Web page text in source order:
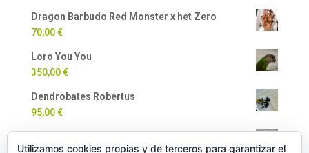
Dragon Barbudo Red Monster x het Zero
70,00€
Loro You You
350,00€
Dendrobates Robertus
95,00€
Utilizamos cookies propias y de terceros para garantizar el